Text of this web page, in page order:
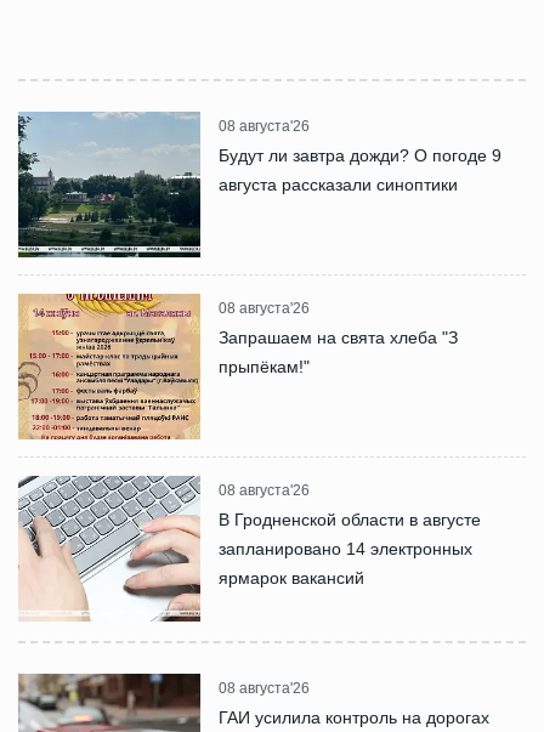
08 августа'26
Будут ли завтра дожди? О погоде 9
августа рассказали синоптики
08 августа'26
Запрашаем на свята хлеба "З
прыпёкам!"
08 августа'26
В Гродненской области в августе
запланировано 14 электронных
ярмарок вакансий
08 августа'26
ГАИ усилила контроль на дорогах